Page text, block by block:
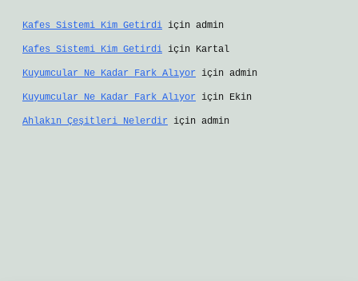
Kafes Sistemi Kim Getirdi için admin
Kafes Sistemi Kim Getirdi için Kartal
Kuyumcular Ne Kadar Fark Alıyor için admin
Kuyumcular Ne Kadar Fark Alıyor için Ekin
Ahlakın Çeşitleri Nelerdir için admin